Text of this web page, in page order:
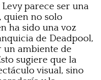
parece ser una
quien no solo
ha sido una voz
de Deadpool,
un ambiente de
sugiere que la
visual, sino